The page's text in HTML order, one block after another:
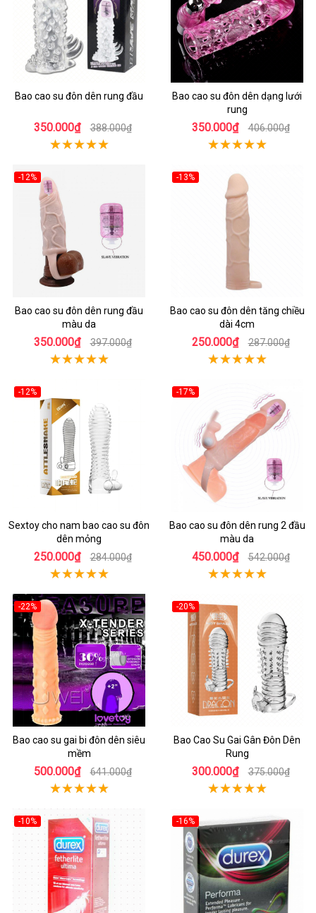
Bao cao su đôn dên rung đầu
350.000₫ 388.000₫
Bao cao su đôn dên dạng lưới
rung
350.000₫ 406.000₫
-12%
Bao cao su đôn dên rung đầu
màu da
350.000₫ 397.000₫
-13%
Bao cao su đôn dên tăng chiều
dài 4cm
250.000₫ 287.000₫
-12%
Sextoy cho nam bao cao su đôn
dên mỏng
250.000₫ 284.000₫
-17%
Bao cao su đôn dên rung 2 đầu
màu da
450.000₫ 542.000₫
-22%
Bao cao su gai bi đôn dên siêu
mềm
500.000₫ 641.000₫
-20%
Bao Cao Su Gai Gân Đôn Dên
Rung
300.000₫ 375.000₫
-10% -16%